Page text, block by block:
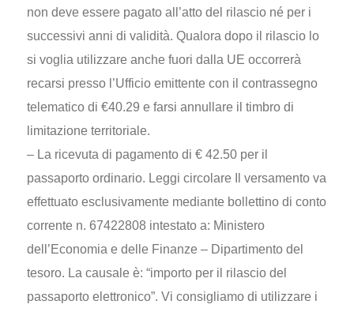
non deve essere pagato all’atto del rilascio né per i
successivi anni di validità. Qualora dopo il rilascio lo
si voglia utilizzare anche fuori dalla UE occorrerà
recarsi presso l’Ufficio emittente con il contrassegno
telematico di €40.29 e farsi annullare il timbro di
limitazione territoriale.
– La ricevuta di pagamento di € 42.50 per il
passaporto ordinario. Leggi circolare Il versamento va
effettuato esclusivamente mediante bollettino di conto
corrente n. 67422808 intestato a: Ministero
dell’Economia e delle Finanze – Dipartimento del
tesoro. La causale è: “importo per il rilascio del
passaporto elettronico”. Vi consigliamo di utilizzare i